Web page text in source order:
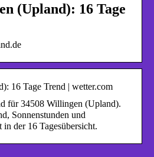
(Upland): 16 Tage
16 Tage Trend | wetter.com
für 34508 Willingen (Upland).
Sonnenstunden und
der 16 Tagesübersicht.